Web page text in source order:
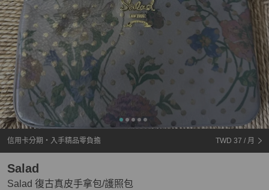
信用卡分期・入手精品零負擔 TWD 37 / 月
Salad 復古真皮手拿包/護照包
Salad